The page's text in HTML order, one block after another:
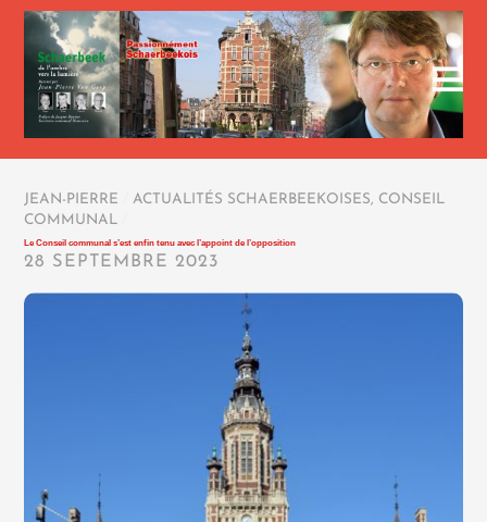
JEAN-PIERRE ACTUALITÉS SCHAERBEEKOISES, CONSEIL
COMMUNAL
Le Conseil communal s’est enfin tenu avec l’appoint de l’opposition
28 SEPTEMBRE 2023